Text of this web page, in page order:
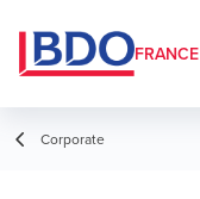
FRANCE
Corporate